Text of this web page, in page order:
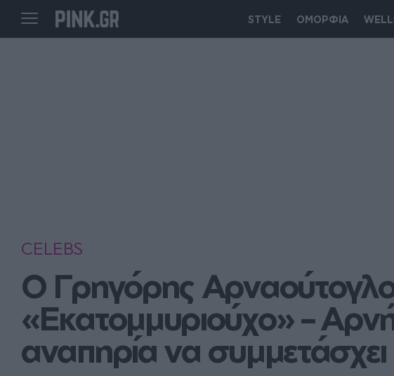
STYLE ΟΜΟΡΦΙΑ
CELEBS
Ο Γρηγόρης
«Εκατομμυριούχο» –
αναπηρία να συμμετάσχει